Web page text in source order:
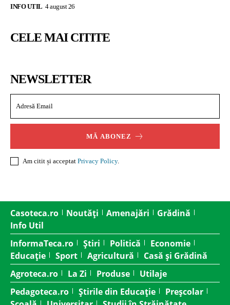
INFO UTIL 4 august 26
CELE MAI CITITE
NEWSLETTER
MĂ ABONEZ
Am citit și acceptat Privacy Policy.
Casoteca.ro Noutăți Amenajări
Grădină
Info Util
InformaTeca.ro
Știri Politică
Economie
Educație
Sport Agricultură
Casă și Grădină
Agroteca.ro
La Zi Produse
Utilaje
Pedagoteca.ro
Știrile din Educație
Preșcolar